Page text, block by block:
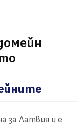
за Латвия и е